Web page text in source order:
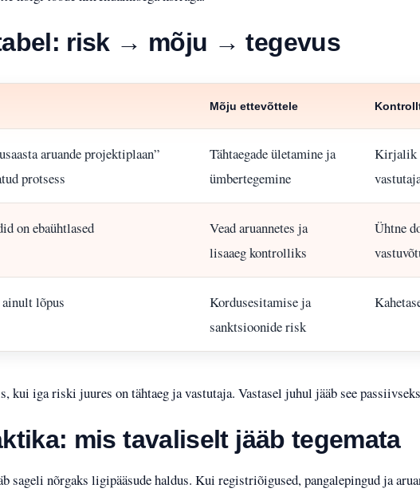
risk → mõju → tegevus
Mõju ettevõttele
aruande projektiplaan”
protsess
Tähtaegade ületamine ja
ümbertegemine
Kirjalik
on ebaühtlased
Vead aruannetes ja
lisaaeg kontrolliks
Ühtne
lõpus
Kordusesitamise ja
sanktsioonide risk
kui iga riski juures on tähtaeg ja vastutaja. Vastasel juhul jääb see
mis tavaliselt jääb tegemata
sageli nõrgaks ligipääsude haldus. Kui registriõigused, pangalepingud ja